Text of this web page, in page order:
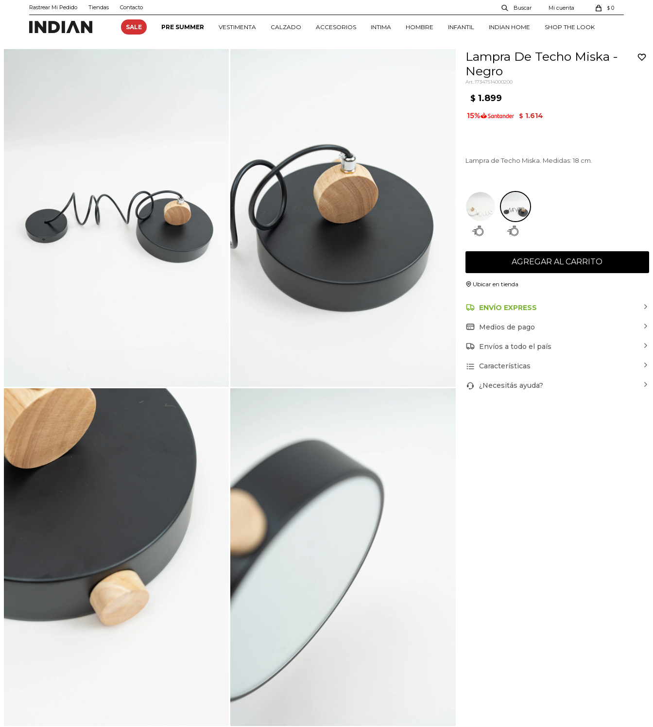
SALE PRE SUMMER VESTIMENTA CALZADO ACCESORIOS INTIMA HOMBRE INFANTIL INDIAN HOME SHOP THE LOOK
$ 0
Rastrear Mi Pedido Tiendas Contacto
Lampra De Techo Miska -
Negro
17347514000200
$ 1.899
$ 1.614
Lampra de Techo Miska. Medidas: 18 cm.
AGREGAR AL CARRITO
Ubicar en tienda
ENVÍO EXPRESS
Medios de pago
Envíos a todo el país
Características
¿Necesitás ayuda?